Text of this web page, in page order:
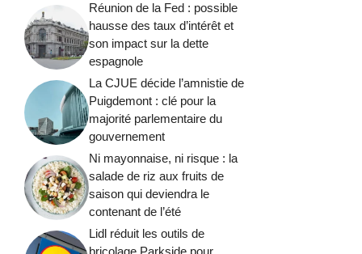
Réunion de la Fed : possible
hausse des taux d’intérêt et
son impact sur la dette
espagnole
La CJUE décide l’amnistie de
Puigdemont : clé pour la
majorité parlementaire du
gouvernement
Ni mayonnaise, ni risque : la
salade de riz aux fruits de
saison qui deviendra le
contenant de l’été
Lidl réduit les outils de